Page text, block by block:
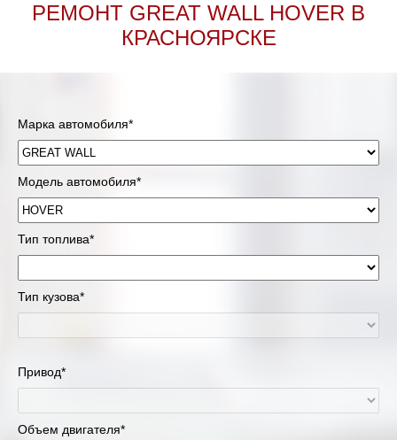
РЕМОНТ GREAT WALL HOVER В
КРАСНОЯРСКЕ
Марка автомобиля*
Модель автомобиля*
Тип топлива*
Тип кузова*
Привод*
Объем двигателя*